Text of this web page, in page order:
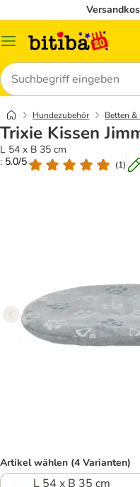
Menü
Suchen
Hundezubehör Betten &
Trixie Kissen
L 54 x B 35 cm
: 5.0/5
(1)
Artikel wählen (4 Varianten)
L 54 x B 35 cm